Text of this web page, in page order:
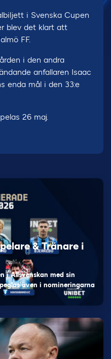
i Svenska Cupen
blev det klart att
FF.
i den andra
anfallaren Isaac
enda mål i den 33:e
26 maj.
& Tränare i
i Allsvenskan med sin
även i nomineringarna